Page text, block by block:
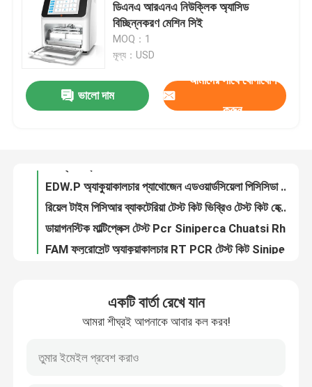
VR প্রদর্শন
কারখানা ভ্রমণ
মান নিয়ন্ত্রণ
ডিএনএ আরএনএ নিউক্লিক অ্যাসিড
বিচ্ছিন্নকরণ মেশিন সিই
MOQ：1
মূল্য：USD
ভালো দাম
আমাদের সাথে যোগাযোগ
করুন
জলজ CCV চ্যানেল ক্যাটফিশ ভাইরাস RT PCR টেস্ট সেপ্টিসেমিয়া ভাইরাস কিডনি টিস্যু qPCR কিট
রিয়েল টাইম পিসিআর ব্যাকটেরিয়া টেস্ট কিট ভিব্রিও টেস্ট কিট হেক্স ফ্লুরোসেন্স কিউপিসিআর সনাক্তকরণ
একটি বার্তা রেখে যান
আমরা শীঘ্রই আপনাকে আবার কল করব!